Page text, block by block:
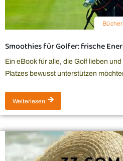
Bücher
Smoothies für Golfer: frische
Ein eBook für alle, die Golf lieben
Platzes bewusst unterstützen
Weiterlesen